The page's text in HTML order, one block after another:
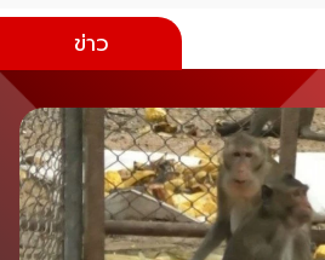
ข่าว